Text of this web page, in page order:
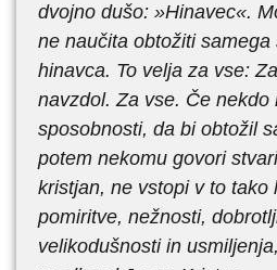
dvojno dušo: »Hinavec«.
ne naučita obtožiti
hinavca. To velja za vse:
navzdol. Za vse. Če nekdo
sposobnosti, da bi obtožil
potem nekomu govori
kristjan, ne vstopi v to tako
pomiritve, nežnosti,
velikodušnosti in